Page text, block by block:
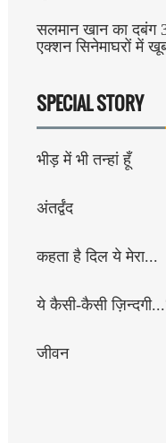
सलमान खान का
एक्शन सिनेमाघरों में खूब
SPECIAL STORY
भीड़ में भी तन्हां हूँ
अंतर्द्वंद
कहता है दिल ये मेरा...
ये कैसी-कैसी
जीवन